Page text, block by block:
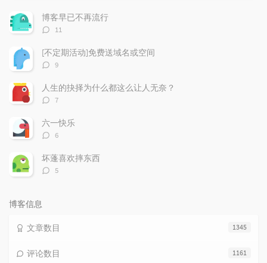
文
章
博客早已不再流行
评
数：
11
[不定期活动]免费送域名或空间
评
数：
9
人生的抉择为什么都这么让人无奈？
评
数：
7
六一快乐
评
数：
6
坏蓬喜欢摔东西
评
5
博客信息
1345
文章数目
1161
评论数目